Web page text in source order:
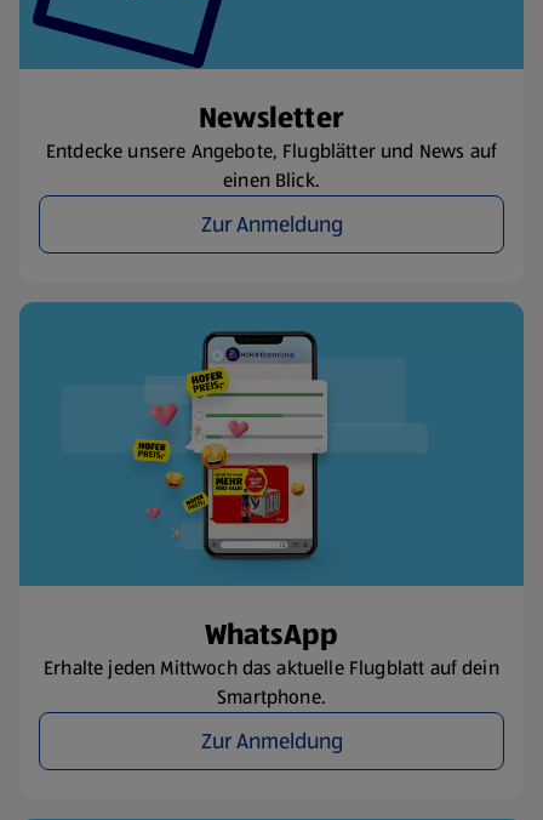
Newsletter
Entdecke unsere Angebote, Flugblätter und News auf
einen Blick.
Zur Anmeldung
WhatsApp
Erhalte jeden Mittwoch das aktuelle Flugblatt auf dein
Smartphone.
Zur Anmeldung